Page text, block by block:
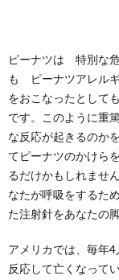
ピーナツは 特別な
も ピーナツアレル
をおこなったとして
です。このように重
な反応が起きるのか
てピーナツのかけら
るだけかもしれま
なたが呼吸をするた
た注射針をあなたの
アメリカでは、毎年
反応して亡くなって